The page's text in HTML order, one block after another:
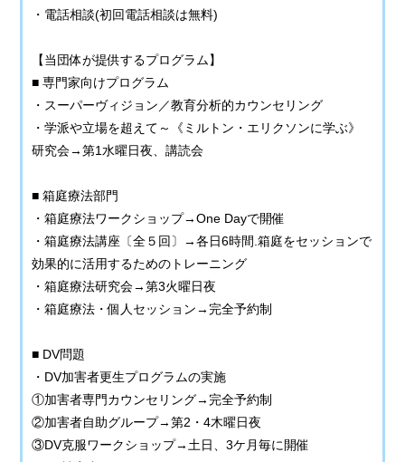
・電話相談(初回電話相談は無料)
【当団体が提供するプログラム】
■ 専門家向けプログラム
・スーパーヴィジョン／教育分析的カウンセリング
・学派や立場を超えて～《ミルトン・エリクソンに学ぶ》
研究会→第1水曜日夜、講読会
■ 箱庭療法部門
・箱庭療法ワークショップ→One Dayで開催
・箱庭療法講座〔全５回〕→各日6時間.箱庭をセッションで
効果的に活用するためのトレーニング
・箱庭療法研究会→第3火曜日夜
・箱庭療法・個人セッション→完全予約制
■ DV問題
・DV加害者更生プログラムの実施
①加害者専門カウンセリング→完全予約制
②加害者自助グループ→第2・4木曜日夜
③DV克服ワークショップ→土日、3ケ月毎に開催